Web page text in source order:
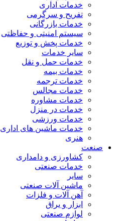
خدمات اداری
تفریح و سرگرمی
خدمات بازرگانی
سیستم امنیتی و حفاظتی
خدمات پخش و توزیع
سایر خدمات
خدمات حمل و نقل
خدمات بیمه
خدمات ترجمه
خدمات مجالس
خدمات مشاوره
خدمات در منزل
خدمات ورزشی
خدمات ماشین های اداری
هنری
صنعت
کشاورزی و دامداری
خدمات صنعتی
سایر
ماشین آلات صنعتی
آهن آلات و فلزات
ابزار و یراق
لوازم صنعتی